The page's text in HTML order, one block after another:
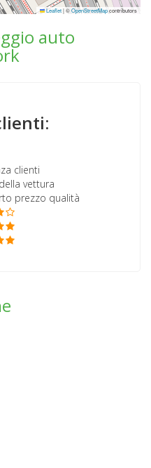
Leaflet|©OpenStreetMapcontributors
auto
clienti
vettura
prezzo qualità